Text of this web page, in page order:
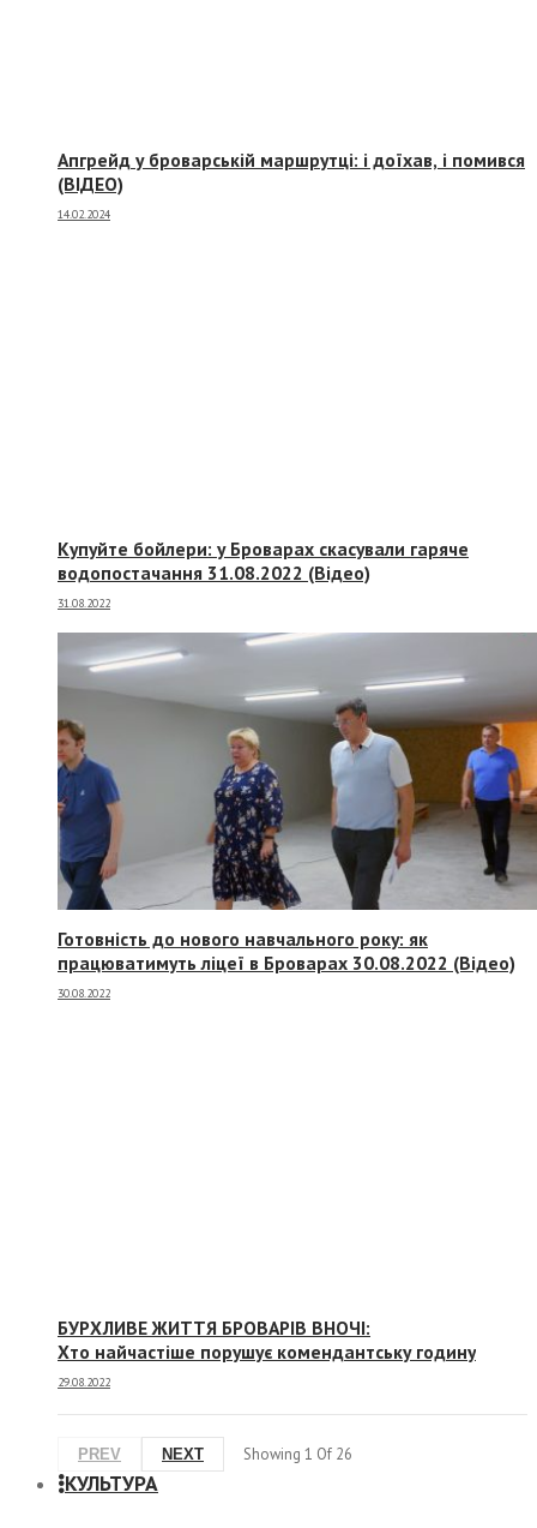
Апгрейд у броварській маршрутці: і доїхав, і помився
(ВІДЕО)
14.02.2024
Купуйте бойлери: у Броварах скасували гаряче
водопостачання 31.08.2022 (Відео)
31.08.2022
Готовність до нового навчального року: як
працюватимуть ліцеї в Броварах 30.08.2022 (Відео)
30.08.2022
БУРХЛИВЕ ЖИТТЯ БРОВАРІВ ВНОЧІ:
Хто найчастіше порушує комендантську годину
29.08.2022
PREV NEXT Showing 1 Of 26
КУЛЬТУРА